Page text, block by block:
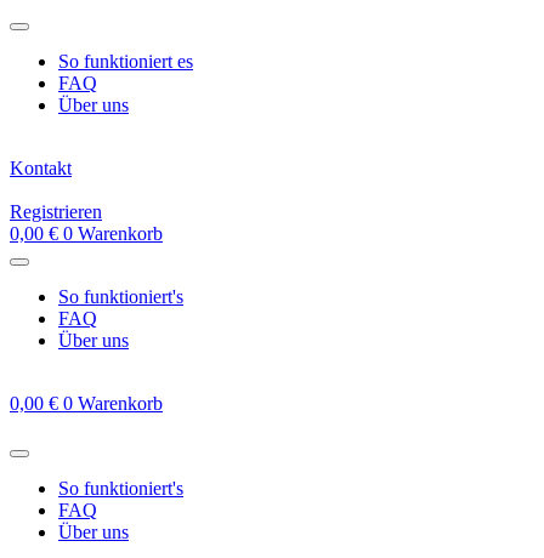
Zum
springenSo funktioniert es
FAQ
Über uns
Kontakt
Registrieren
0,00 € 0 Warenkorb
So funktioniert's
FAQ
Über uns
0,00 € 0 Warenkorb
So funktioniert's
FAQ
Über uns